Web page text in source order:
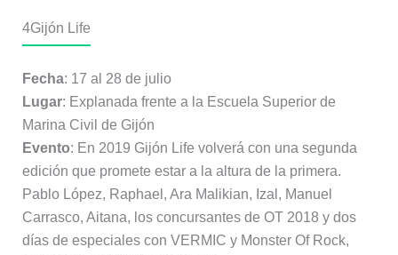
4Gijón Life
Fecha: 17 al 28 de julio
Lugar: Explanada frente a la Escuela Superior de
Marina Civil de Gijón
Evento: En 2019 Gijón Life volverá con una segunda
edición que promete estar a la altura de la primera.
Pablo López, Raphael, Ara Malikian, Izal, Manuel
Carrasco, Aitana, los concursantes de OT 2018 y dos
días de especiales con VERMIC y Monster Of Rock,